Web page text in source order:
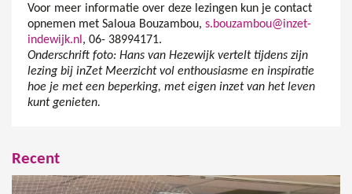
Voor meer informatie over deze lezingen kun je contact
opnemen met Saloua Bouzambou, s.bouzambou@inzet-
indewijk.nl , 06- 38994171.
Onderschrift foto: Hans van Hezewijk vertelt tijdens zijn
lezing bij inZet Meerzicht vol enthousiasme en inspiratie
hoe je met een beperking, met eigen inzet van het leven
kunt genieten.
Recent